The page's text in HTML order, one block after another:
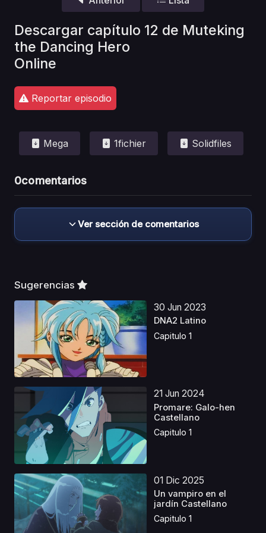
Descargar capítulo 12 de Muteking
the Dancing Hero
Online
Reportar episodio
Mega 1fichier Solidfiles
0comentarios
Ver sección de comentarios
Sugerencias
30 Jun 2023
DNA2 Latino
Capitulo 1
21 Jun 2024
Promare: Galo-hen
Castellano
Capitulo 1
01 Dic 2025
Un vampiro en el
jardín Castellano
Capitulo 1